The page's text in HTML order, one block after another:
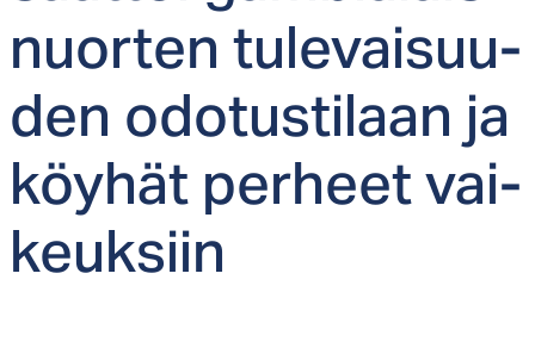
nuor­ten tu­le­vai­suu­
den odo­tus­ti­laan ja
köy­hät per­heet vai­
keuk­siin